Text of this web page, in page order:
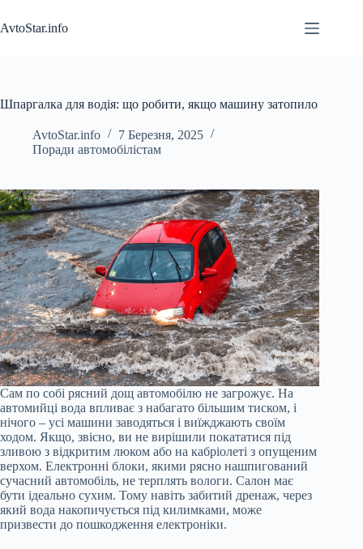
до
вмісту
AvtoStar.info
Шпаргалка для водія: що робити, якщо машину затопило
AvtoStar.info
7 Березня, 2025
Поради автомобілістам
Сам по собі рясний дощ автомобілю не загрожує. На
автомийці вода впливає з набагато більшим тиском, і
нічого – усі машини заводяться і виїжджають своїм
ходом. Якщо, звісно, ви не вирішили покататися під
зливою з відкритим люком або на кабріолеті з опущеним
верхом. Електронні блоки, якими рясно нашпигований
сучасний автомобіль, не терплять вологи. Салон має
бути ідеально сухим. Тому навіть забитий дренаж, через
який вода накопичується під килимками, може
призвести до пошкодження електроніки.